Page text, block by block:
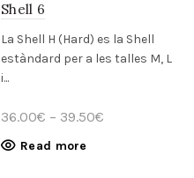
Shell 6
La Shell H (Hard) es la Shell
estàndard per a les talles M, L
i...
36.00€ – 39.50€
Read more